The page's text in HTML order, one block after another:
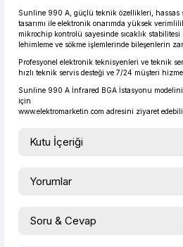
Sunline 990 A, güçlü teknik özellikleri, hassas
tasarımı ile elektronik onarımda yüksek
mikrochip kontrolü sayesinde sıcaklık
lehimleme ve sökme işlemlerinde bileşenlerin
Profesyonel elektronik teknisyenleri ve teknik
hızlı teknik servis desteği ve 7/24 müşteri
Sunline 990 A İnfrared BGA İstasyonu
için
www.elektromarketin.com adresini ziyaret
Kutu İçeriği
Lehimleme havya kolu
Yorumlar
Soru & Cevap